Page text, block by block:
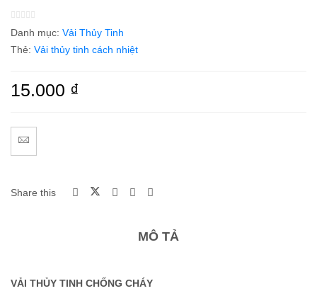
Danh mục: Vải Thủy Tinh
Thẻ: Vải thủy tinh cách nhiệt
15.000 ₫
Share this
MÔ TẢ
VẢI THỦY TINH CHỐNG CHÁY